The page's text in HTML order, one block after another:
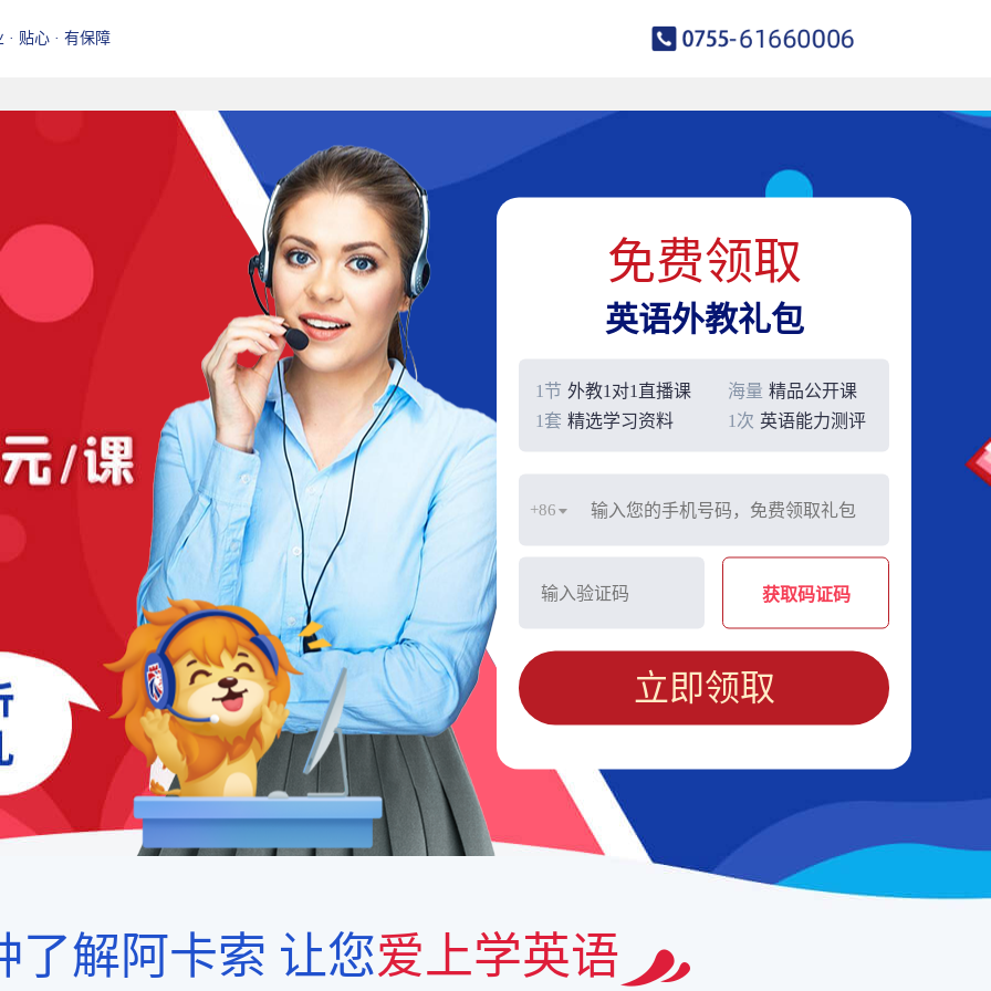
· 贴心 · 有保障
免费领取
英语外教礼包
1节 外教1对1直播课 海量 精品公开课
1套 精选学习资料 1次 英语能力测评
+86
获取码证码
立即领取
了解阿卡索 让您爱上学英语